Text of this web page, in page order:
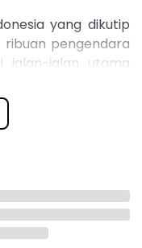
yang dikutip
ribuan pengendara
jalan-jalan utama
hari dari 25
melihat jajaran